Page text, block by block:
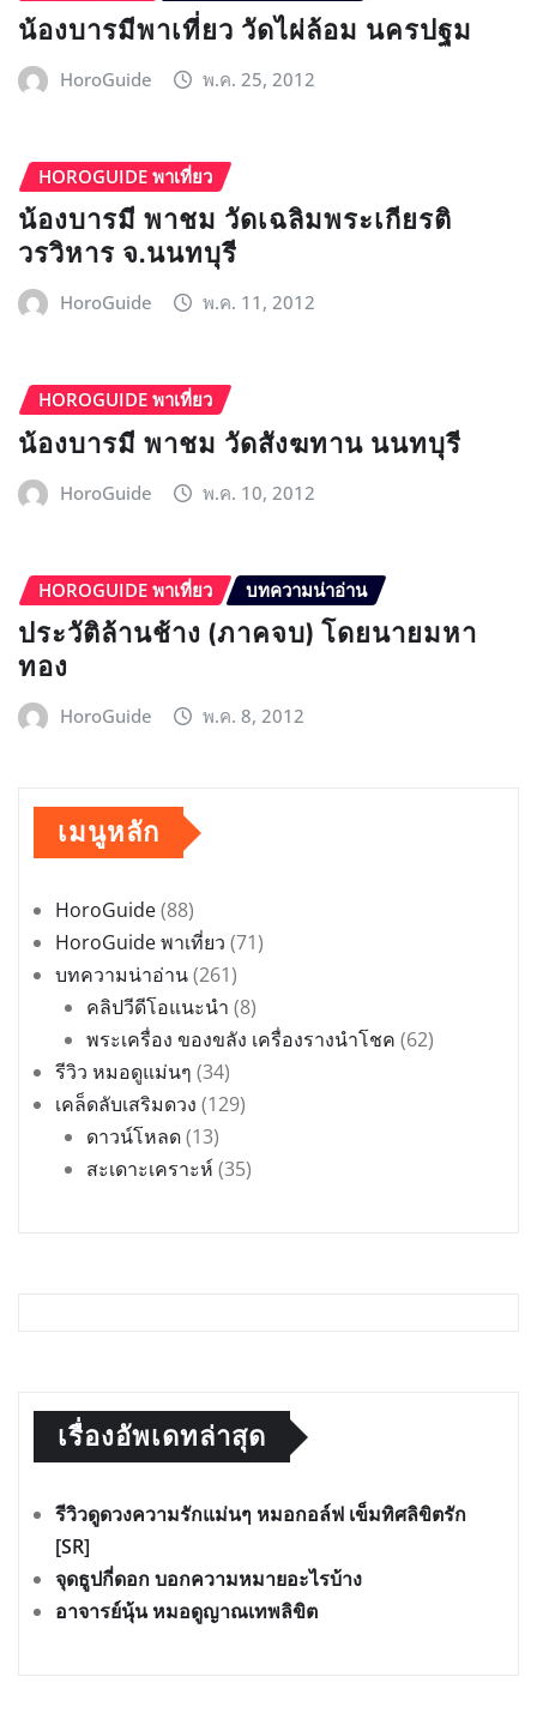
น้องบารมีพาเที่ยว วัดไผ่ล้อม นครปฐม
HoroGuide พ.ค. 25, 2012
HOROGUIDE พาเที่ยว
น้องบารมี พาชม วัดเฉลิมพระเกียรติ
วรวิหาร จ.นนทบุรี
HoroGuide พ.ค. 11, 2012
HOROGUIDE พาเที่ยว
น้องบารมี พาชม วัดสังฆทาน นนทบุรี
HoroGuide พ.ค. 10, 2012
HOROGUIDE พาเที่ยว บทความน่าอ่าน
ประวัติล้านช้าง (ภาคจบ) โดยนายมหา
ทอง
HoroGuide พ.ค. 8, 2012
เมนูหลัก
HoroGuide(88)
HoroGuide พาเที่ยว (71)
บทความน่าอ่าน(261)
คลิปวีดีโอแนะนำ (8)
พระเครื่อง ของขลัง เครื่องรางนำโชค (62)
รีวิว หมอดูแม่นๆ (34)
เคล็ดลับเสริมดวง (129)
ดาวน์โหลด(13)
สะเดาะเคราะห์ (35)
เรื่องอัพเดทล่าสุด
รีวิวดูดวงความรักแม่นๆ หมอกอล์ฟ เข็มทิศลิขิตรัก
[SR]
จุดธูปกี่ดอก บอกความหมายอะไรบ้าง
อาจารย์นุ้น หมอดูญาณเทพลิขิต